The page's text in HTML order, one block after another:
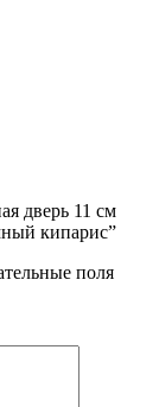
дверь 11 см
кипарис”
поля